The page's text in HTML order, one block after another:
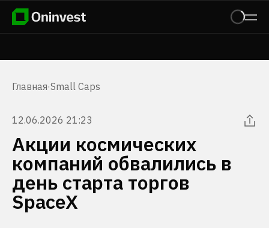
Главная·Small Caps
12.06.2026 21:23
Акции космических
компаний обвалились в
день старта торгов
SpaceX